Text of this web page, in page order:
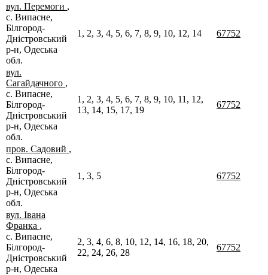
вул. Перемоги ,
с. Випасне,
Білгород-
Дністровський
р-н, Одеська
обл.
1, 2, 3, 4, 5, 6, 7, 8, 9, 10, 12, 14 67752
вул.
Сагайдачного ,
с. Випасне,
Білгород-
Дністровський
р-н, Одеська
обл.
1, 2, 3, 4, 5, 6, 7, 8, 9, 10, 11, 12,
13, 14, 15, 17, 19
67752
пров. Садовий ,
с. Випасне,
Білгород-
Дністровський
р-н, Одеська
обл.
1, 3, 5 67752
вул. Івана
Франка ,
с. Випасне,
Білгород-
Дністровський
р-н, Одеська
2, 3, 4, 6, 8, 10, 12, 14, 16, 18, 20,
22, 24, 26, 28
67752